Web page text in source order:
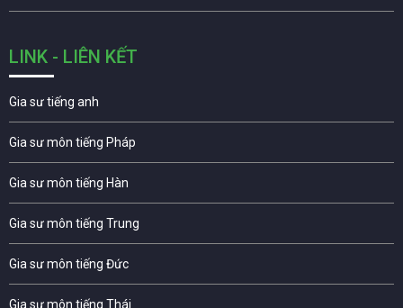
LINK - LIÊN KẾT
Gia sư tiếng anh
Gia sư môn tiếng Pháp
Gia sư môn tiếng Hàn
Gia sư môn tiếng Trung
Gia sư môn tiếng Đức
Gia sư môn tiếng Thái